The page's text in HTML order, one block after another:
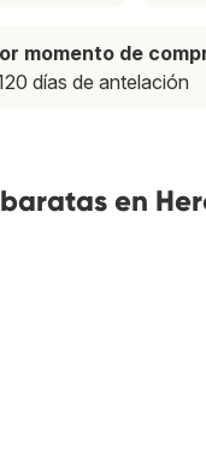
momento de
días de antelación
en